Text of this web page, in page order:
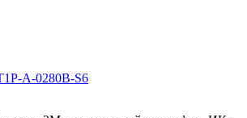
A-0280B-S6